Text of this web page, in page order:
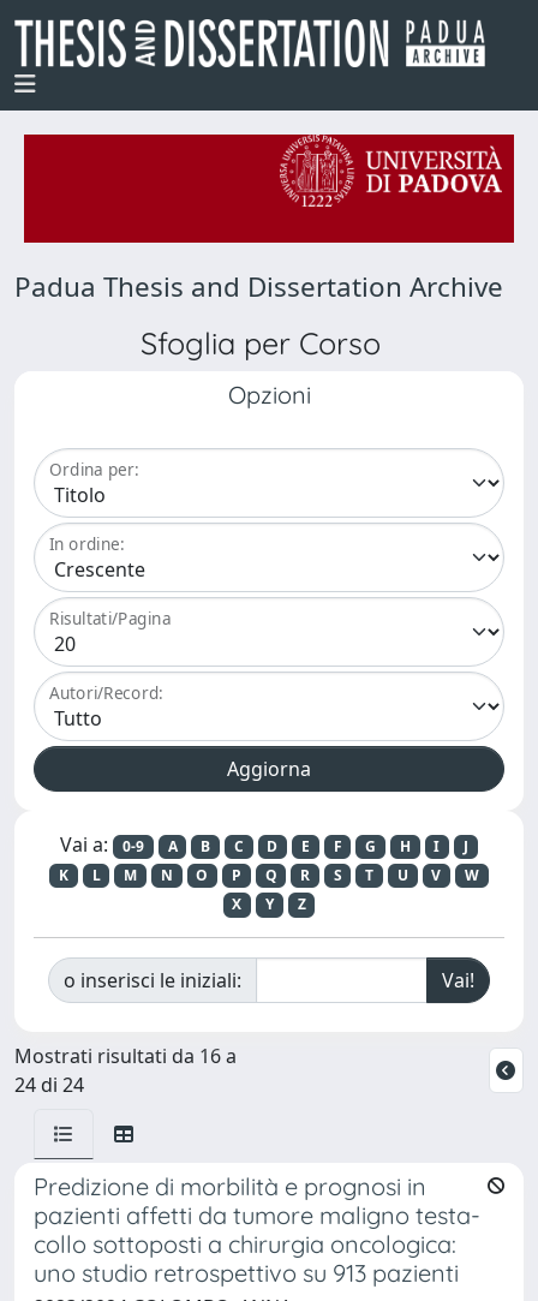
Padua Thesis and Dissertation Archive
Sfoglia per Corso
Opzioni
Ordina per:
In ordine:
Risultati/Pagina
Autori/Record:
Vai a: 0-9 A B C D E F G H I
J
K
L M N O P Q R S T U V
W
X
Y Z
o inserisci le iniziali:
Mostrati risultati da 16 a
24 di 24
Predizione di morbilità e prognosi in
pazienti affetti da tumore maligno testa-
collo sottoposti a chirurgia oncologica:
uno studio retrospettivo su 913 pazienti